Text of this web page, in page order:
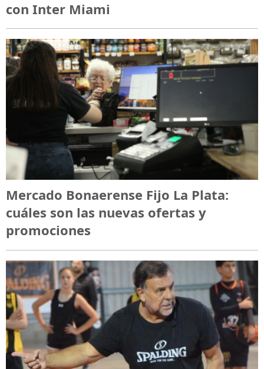
con Inter Miami
Mercado Bonaerense Fijo La Plata:
cuáles son las nuevas ofertas y
promociones